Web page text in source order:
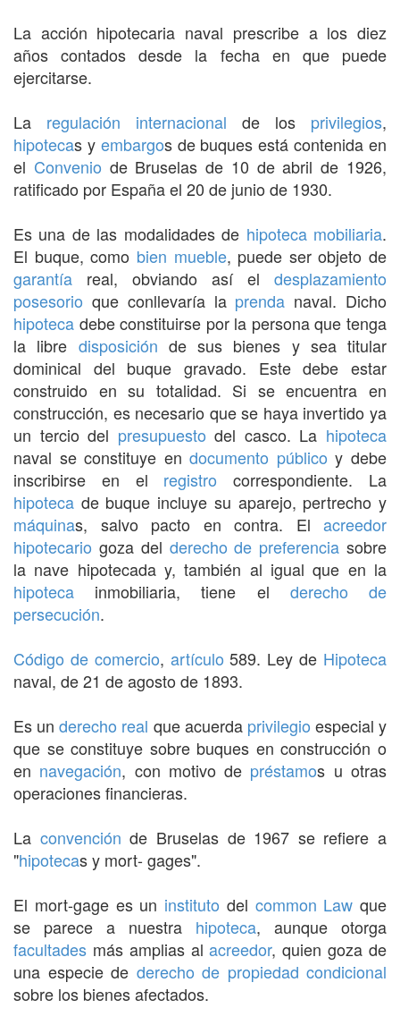
La acción hipotecaria naval prescribe a los diez
años contados desde la fecha en que puede
ejercitarse.
La regulación internacional de los privilegios,
hipotecas y embargos de buques está contenida en
el Convenio de Bruselas de 10 de abril de 1926,
ratificado por España el 20 de junio de 1930.
Es una de las modalidades de hipoteca mobiliaria.
El buque, como bien mueble, puede ser objeto de
garantía real, obviando así el desplazamiento
posesorio que conllevaría la prenda naval. Dicho
hipoteca debe constituirse por la persona que tenga
la libre disposición de sus bienes y sea titular
dominical del buque gravado. Este debe estar
construido en su totalidad. Si se encuentra en
construcción, es necesario que se haya invertido ya
un tercio del presupuesto del casco. La hipoteca
naval se constituye endocumento público y debe
inscribirse en el registro correspondiente. La
hipoteca de buque incluye su aparejo, pertrecho y
máquinas, salvo pacto en contra. El acreedor
hipotecario goza del derecho de preferencia sobre
la nave hipotecada y, también al igual que en la
hipoteca inmobiliaria, tiene el derecho de
persecución.
Código de comercio, artículo 589. Ley de Hipoteca
naval, de 21 de agosto de 1893.
Es underecho real que acuerda privilegio especial y
que se constituye sobre buques en construcción o
en navegación, con motivo de préstamos u otras
operaciones financieras.
La convención de Bruselas de 1967 se refiere a
"hipotecas y mort- gages".
El mort-gage es un instituto del common Law que
se parece a nuestra hipoteca, aunque otorga
facultades más amplias alacreedor, quien goza de
una especie de derecho de propiedad condicional
sobre los bienes afectados.